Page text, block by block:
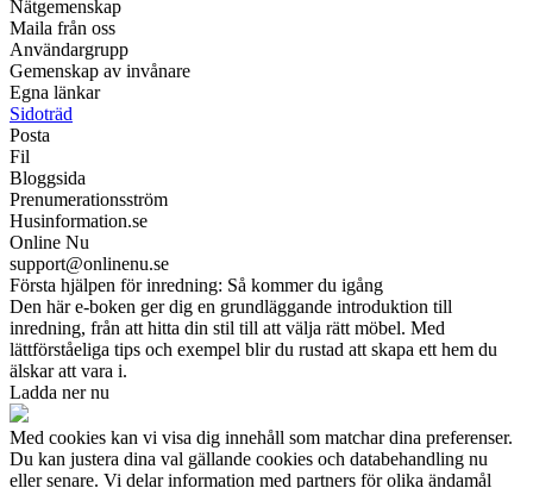
Nätgemenskap
Maila från oss
Användargrupp
Gemenskap av invånare
Egna länkar
Sidoträd
Posta
Fil
Bloggsida
Prenumerationsström
Husinformation.se
Online Nu
support@onlinenu.se
Första hjälpen för inredning: Så kommer du igång
Den här e-boken ger dig en grundläggande introduktion till
inredning, från att hitta din stil till att välja rätt möbel. Med
lättförståeliga tips och exempel blir du rustad att skapa ett hem du
älskar att vara i.
Ladda ner nu
Med cookies kan vi visa dig innehåll som matchar dina preferenser.
Du kan justera dina val gällande cookies och databehandling nu
eller senare. Vi delar information med partners för olika ändamål